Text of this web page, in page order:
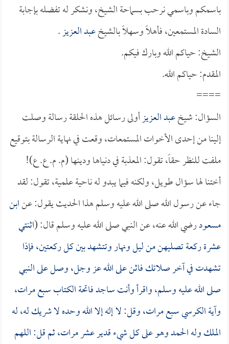
باسمكم وباسمي نرحب بسماحة الشيخ، ونشكر له تفضله بإجابة
السادة المستمعين، فأهلاً وسهلاً بالشيخعبد العزيز.
الشيخ: حياكم الله وبارك فيكم.
المقدم: حياكم الله.
====
السؤال: شيخعبد العزيزأولى رسائل هذه الحلقة رسالة وصلت
إلينا من إحدى الأخوات المستمعات، وقعت في نهاية الرسالة بتوقيع
ملفت للنظر حقاً، تقول: المعذبة في دنياها ودينها (م. م. ع. ع)!
أختنا لها سؤال طويل، ولكنه فيما يبدو له ناحية علمية، تقول: لقد
جاء عن رسول الله صلى الله عليه وسلم هذا الحديث يقول: عنابن
مسعودرضي الله عنه، عن النبي صلى الله عليه وسلم قال: (اثنتي
عشرة ركعة تصليهن من ليل ونهار وتتشهد بين كل ركعتين، فإذا
تشهدت في آخر صلاتك فاثن على الله عز وجل، وصل على النبي
صلى الله عليه وسلم، واقرأ وأنت ساجد فاتحة الكتاب سبع مرات،
وآية الكرسي سبع مرات، وقل: لا إله إلا الله وحده لا شريك له، له
الملك وله الحمد وهو على كل شيء قدير عشر مرات، ثم قل: اللهم